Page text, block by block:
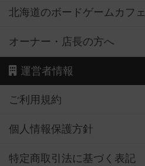
北海道のボードゲームカフェ
オーナー・店長の方へ
運営者情報
ご利用規約
個人情報保護方針
特定商取引法に基づく表記